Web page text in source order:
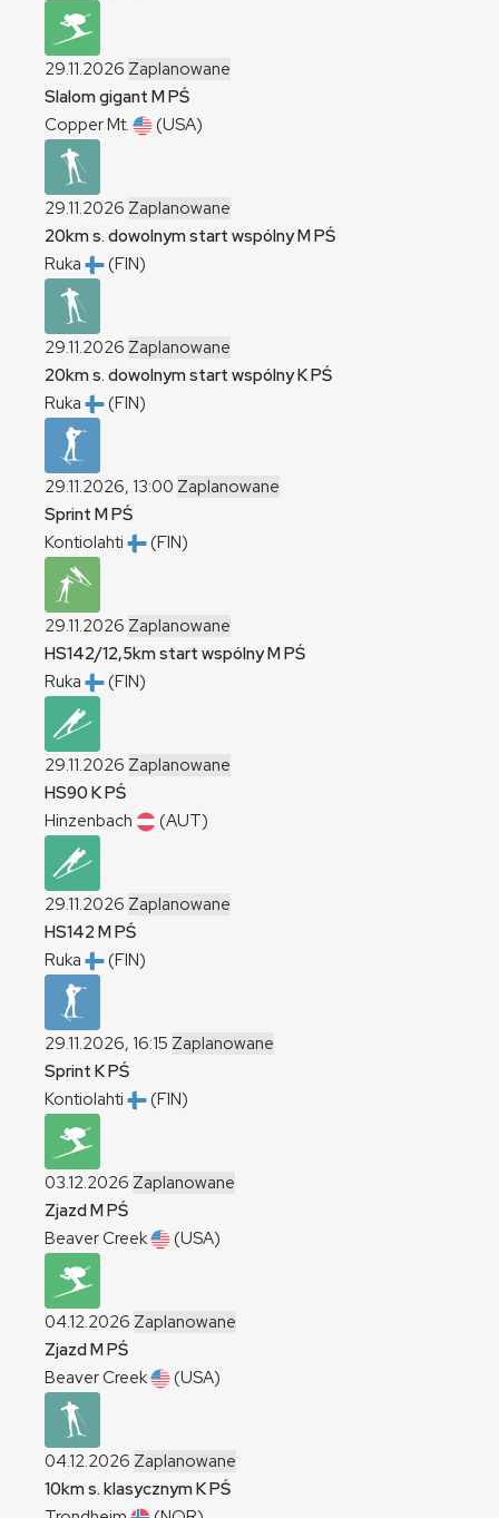
29.11.2026 Zaplanowane
Slalom gigant MPŚ
Copper Mt.
(USA)
29.11.2026 Zaplanowane
20km s. dowolnym start wspólnyMPŚ
Ruka
(FIN)
29.11.2026 Zaplanowane
20km s. dowolnym start wspólnyKPŚ
Ruka
(FIN)
29.11.2026, 13:00 Zaplanowane
Sprint MPŚ
Kontiolahti
(FIN)
29.11.2026 Zaplanowane
HS142/12,5km start wspólnyMPŚ
Ruka
(FIN)
29.11.2026 Zaplanowane
HS90KPŚ
Hinzenbach
(AUT)
29.11.2026 Zaplanowane
HS142MPŚ
Ruka
(FIN)
29.11.2026, 16:15 Zaplanowane
Sprint KPŚ
Kontiolahti
(FIN)
03.12.2026 Zaplanowane
ZjazdMPŚ
Beaver Creek
(USA)
04.12.2026 Zaplanowane
ZjazdMPŚ
Beaver Creek
(USA)
04.12.2026 Zaplanowane
10km s. klasycznymKPŚ